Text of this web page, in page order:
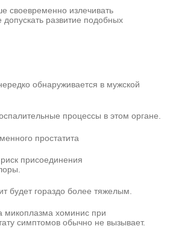
своевременно излечивать
развитие подобных
обнаруживается в мужской
процессы в этом органе.
присоединения
будет гораздо более тяжелым.
микоплазма хоминис при
симптомов обычно не вызывает.